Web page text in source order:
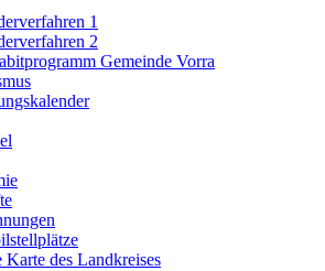
1
2
Gemeinde Vorra
Karte des Landkreises